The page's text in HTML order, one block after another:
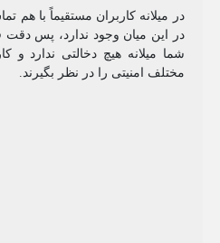
در میلانه کاربران مستقیماً با
در این میان وجود ندارد، پس
شما میلانه هیچ دخالتی ندارد و
مختلف امنیتی را در نظر بگیرند.